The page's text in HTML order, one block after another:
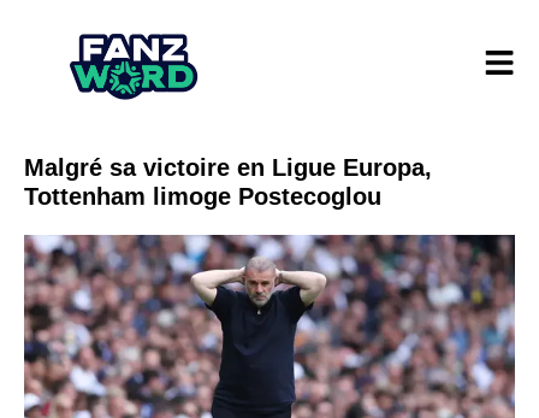
Malgré sa victoire en Ligue Europa,
Tottenham limoge Postecoglou